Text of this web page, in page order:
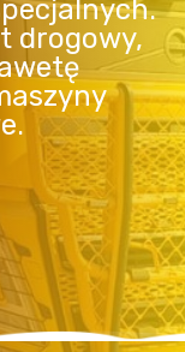
drogowy,